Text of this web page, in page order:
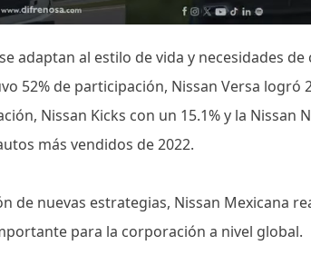
adaptan al estilo de vida y necesidades
52% de participación, Nissan Versa logró
Nissan Kicks con un 15.1% y la Nissan
más vendidos de 2022.
de nuevas estrategias, Nissan Mexicana
para la corporación a nivel global.